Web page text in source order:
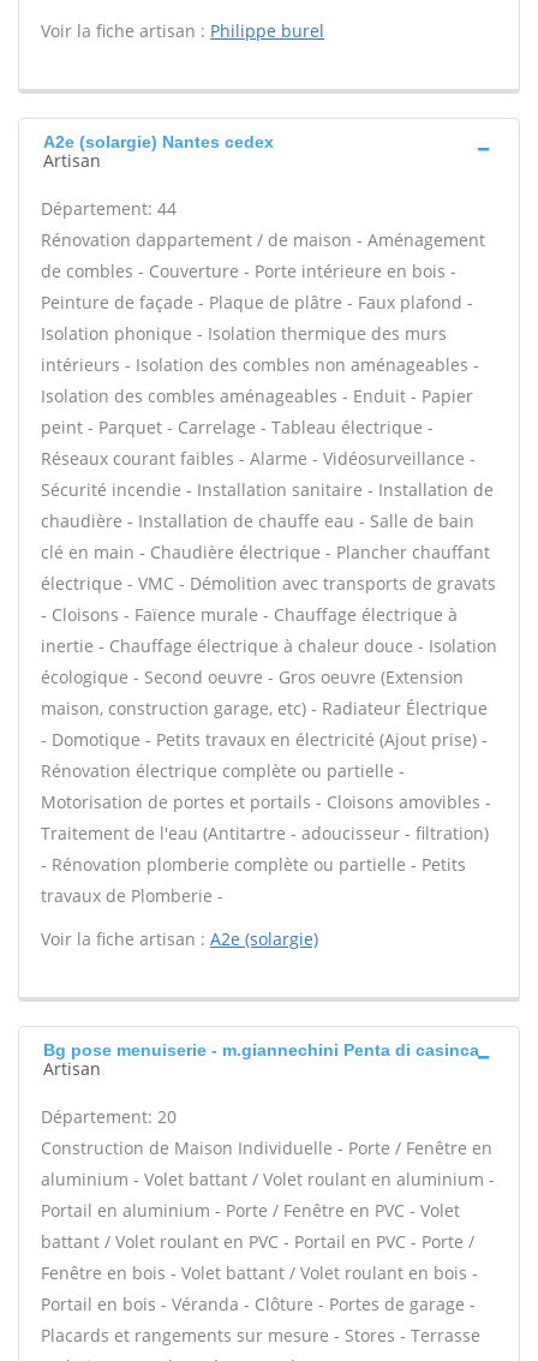
Voir la fiche artisan : Philippe burel
A2e (solargie) Nantes cedex
Artisan
Département: 44
Rénovation dappartement / de maison - Aménagement
de combles - Couverture - Porte intérieure en bois -
Peinture de façade - Plaque de plâtre - Faux plafond -
Isolation phonique - Isolation thermique des murs
intérieurs - Isolation des combles non aménageables -
Isolation des combles aménageables - Enduit - Papier
peint - Parquet - Carrelage - Tableau électrique -
Réseaux courant faibles - Alarme - Vidéosurveillance -
Sécurité incendie - Installation sanitaire - Installation de
chaudière - Installation de chauffe eau - Salle de bain
clé en main - Chaudière électrique - Plancher chauffant
électrique - VMC - Démolition avec transports de gravats
- Cloisons - Faïence murale - Chauffage électrique à
inertie - Chauffage électrique à chaleur douce - Isolation
écologique - Second oeuvre - Gros oeuvre (Extension
maison, construction garage, etc) - Radiateur Électrique
- Domotique - Petits travaux en électricité (Ajout prise) -
Rénovation électrique complète ou partielle -
Motorisation de portes et portails - Cloisons amovibles -
Traitement de l'eau (Antitartre - adoucisseur - filtration)
- Rénovation plomberie complète ou partielle - Petits
travaux de Plomberie -
Voir la fiche artisan : A2e (solargie)
Bg pose menuiserie - m.giannechini Penta di casinca
Artisan
Département: 20
Construction de Maison Individuelle - Porte / Fenêtre en
aluminium - Volet battant / Volet roulant en aluminium -
Portail en aluminium - Porte / Fenêtre en PVC - Volet
battant / Volet roulant en PVC - Portail en PVC - Porte /
Fenêtre en bois - Volet battant / Volet roulant en bois -
Portail en bois - Véranda - Clôture - Portes de garage -
Placards et rangements sur mesure - Stores - Terrasse